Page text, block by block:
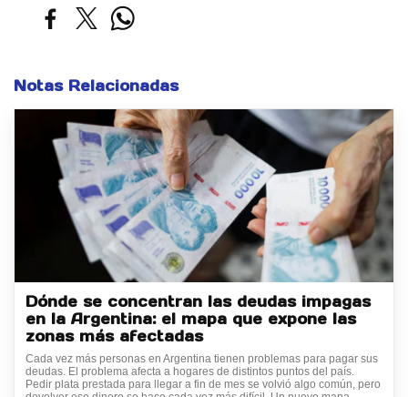
Notas Relacionadas
Dónde se concentran las deudas impagas
en la Argentina: el mapa que expone las
zonas más afectadas
Cada vez más personas en Argentina tienen problemas para pagar sus
deudas. El problema afecta a hogares de distintos puntos del país.
Pedir plata prestada para llegar a fin de mes se volvió algo común, pero